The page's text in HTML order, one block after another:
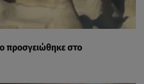
προσγειώθηκε στο